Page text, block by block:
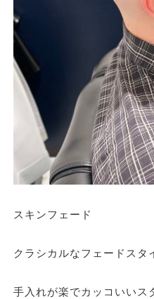
スキンフェード
クラシカルなフェードスタ
手入れが楽でカッコいいス